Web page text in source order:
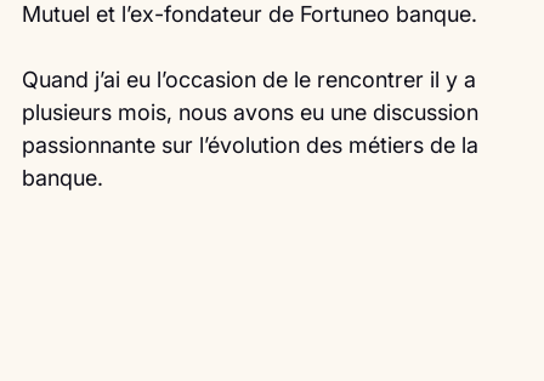
Mutuel et l’ex-fondateur de Fortuneo banque.
Quand j’ai eu l’occasion de le rencontrer il y a
plusieurs mois, nous avons eu une discussion
passionnante sur l’évolution des métiers de la
banque.